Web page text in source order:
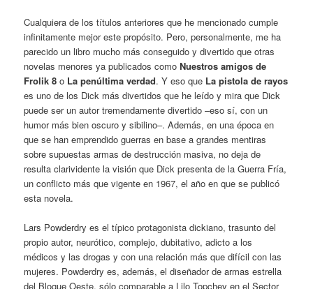
Cualquiera de los títulos anteriores que he mencionado cumple
infinitamente mejor este propósito. Pero, personalmente, me ha
parecido un libro mucho más conseguido y divertido que otras
novelas menores ya publicados comoNuestros amigos de
Frolik 8 o La penúltima verdad. Y eso que La pistola de rayos
es uno de los Dick más divertidos que he leído y mira que Dick
puede ser un autor tremendamente divertido –eso sí, con un
humor más bien oscuro y sibilino–. Además, en una época en
que se han emprendido guerras en base a grandes mentiras
sobre supuestas armas de destrucción masiva, no deja de
resulta clarividente la visión que Dick presenta de la Guerra Fría,
un conflicto más que vigente en 1967, el año en que se publicó
esta novela.
Lars Powderdry es el típico protagonista dickiano, trasunto del
propio autor, neurótico, complejo, dubitativo, adicto a los
médicos y las drogas y con una relación más que difícil con las
mujeres. Powderdry es, además, el diseñador de armas estrella
del Bloque Oeste, sólo comparable a Lilo Topchev en el Sector